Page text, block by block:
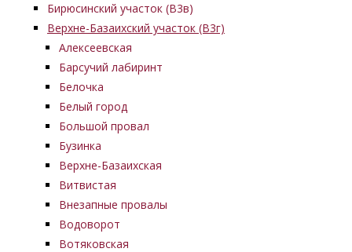
Бирюсинский участок (В3в)
Верхне-Базаихский участок (В3г)
Алексеевская
Барсучий лабиринт
Белочка
Белый город
Большой провал
Бузинка
Верхне-Базаихская
Витвистая
Внезапные провалы
Водоворот
Вотяковская